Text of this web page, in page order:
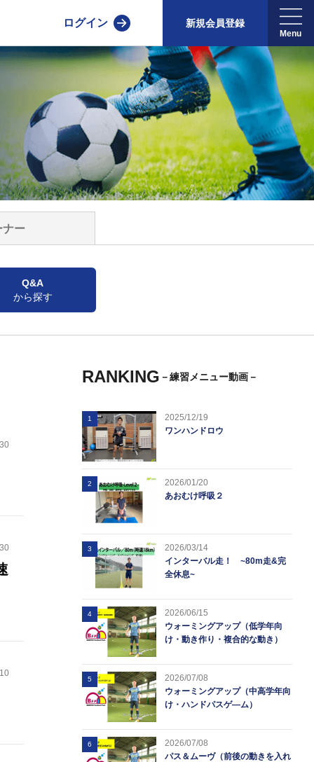
ログイン 新規会員登録
ナー
Q&A
から探す
RANKING －練習メニュー動画－
1
2025/12/19
ワンハンドロウ
2
2026/01/20
あおむけ呼吸２
3
2026/03/14
インターバル走！ ~80m走&完
全休息~
4
2026/06/15
ウォーミングアップ（低学年向
け・動き作り・複合的な動き）
5
2026/07/08
ウォーミングアップ（中高学年向
け・ハンドパスゲ―ム）
6
2026/07/08
パス＆ムーヴ（前後の動きを入れ